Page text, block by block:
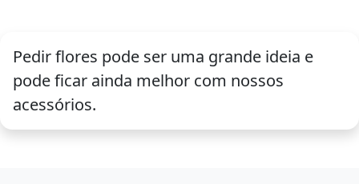
Pedir flores pode ser uma grande ideia e
pode ficar ainda melhor com nossos
acessórios.